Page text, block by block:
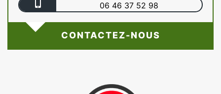
06 46 37 52 98
CONTACTEZ-NOUS